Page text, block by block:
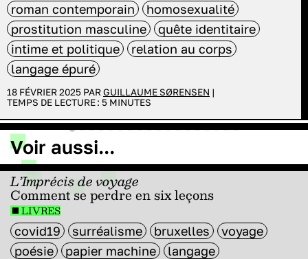
roman contemporain
homosexualité
prostitution masculine
quête identitaire
intime et politique
relation au corps
langage épuré
18 FÉVRIER 2025 PARGUILLAUME SØRENSEN |
TEMPS DE LECTURE : 5 MINUTES
Voir aussi...
L’Imprécis de voyage
Comment se perdre en six leçons
LIVRES
covid19 surréalisme bruxelles
voyage
poésie
papier machine
langage